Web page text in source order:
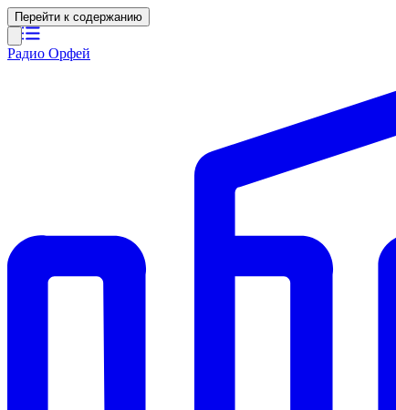
Перейти к содержанию
Радио Орфей